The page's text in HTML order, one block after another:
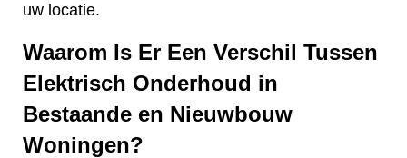
uw locatie.
Waarom Is Er Een Verschil Tussen
Elektrisch Onderhoud in
Bestaande en Nieuwbouw
Woningen?